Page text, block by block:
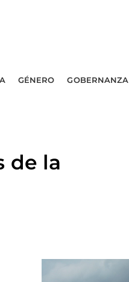
GÉNERO GOBERNANZA
de la